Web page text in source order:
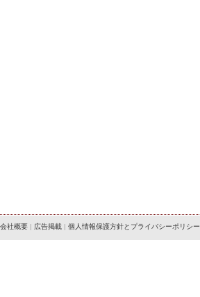
会社概要 | 広告掲載 | 個人情報保護方針とプライバシーポリシー